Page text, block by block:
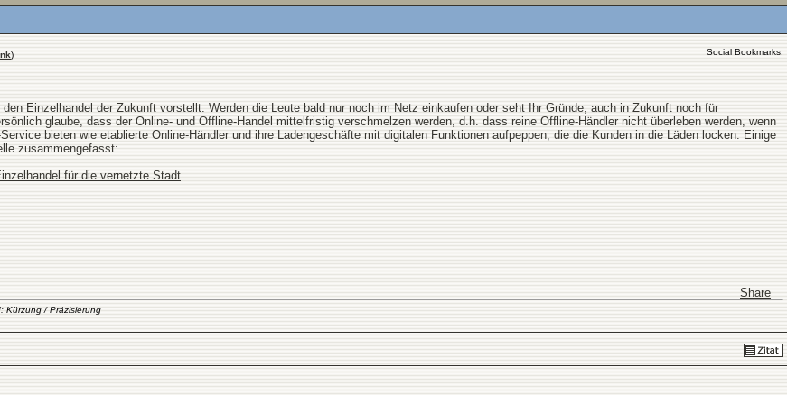
) Social Bookmarks:
Einzelhandel der Zukunft vorstellt. Werden die Leute bald nur noch im Netz einkaufen oder seht Ihr Gründe, auch in Zukunft noch für
glaube, dass der Online- und Offline-Handel mittelfristig verschmelzen werden, d.h. dass reine Offline-Händler nicht überleben werden, wenn
bieten wie etablierte Online-Händler und ihre Ladengeschäfte mit digitalen Funktionen aufpeppen, die die Kunden in die Läden locken. Einige
zusammengefasst:
für die vernetzte Stadt.
Share
Kürzung / Präzisierung